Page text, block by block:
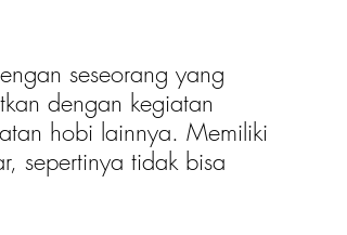
seseorang yang
dengan kegiatan
hobi lainnya. Memiliki
sepertinya tidak bisa